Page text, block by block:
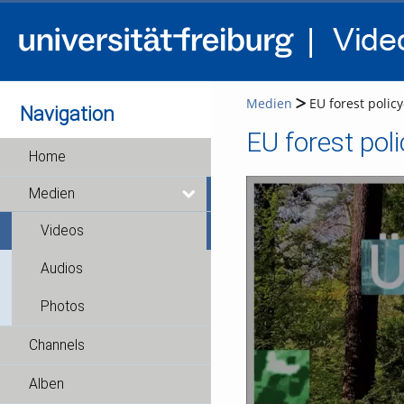
Navigation
Home
Medien
Videos
Audios
Photos
Channels
Alben
Medien EU forest